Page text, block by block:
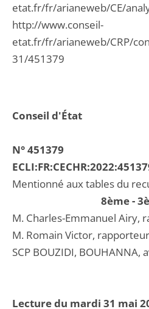
Conseil d'État
N° 451379
Mentionné aux tables du
8ème -
M. Charles-Emmanuel Airy,
M. Romain Victor,
SCP BOUZIDI, BOUHANNA,
Lecture du mardi 31 mai
etat.fr/fr/arianeweb/CE/
http://www.conseil-
etat.fr/fr/arianeweb/CRP/
31/451379